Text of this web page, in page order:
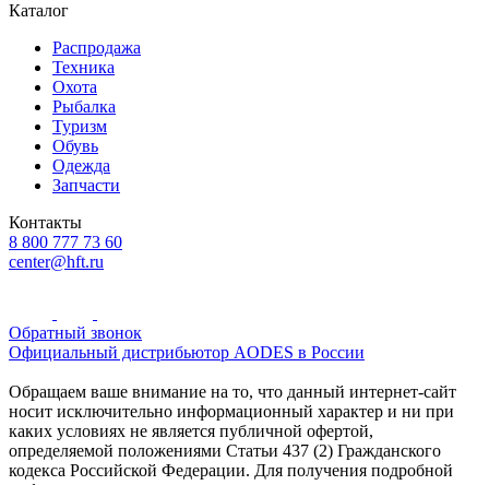
Каталог
Распродажа
Техника
Охота
Рыбалка
Туризм
Обувь
Одежда
Запчасти
Контакты
8 800 777 73 60
center@hft.ru
Обратный звонок
Официальный дистрибьютор AODES в России
Обращаем ваше внимание на то, что данный интернет-сайт
носит исключительно информационный характер и ни при
каких условиях не является публичной офертой,
определяемой положениями Статьи 437 (2) Гражданского
кодекса Российской Федерации. Для получения подробной